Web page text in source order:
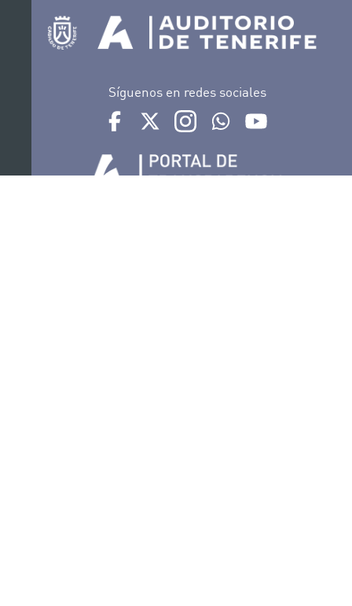
Síguenos en redes sociales
Ir a perfil de Auditorio de Tenerife en Facebook
Ir a perfil de Auditorio de Tenerife en
Ir a perfil de Auditorio de
Ir al Boletín Whatsapp